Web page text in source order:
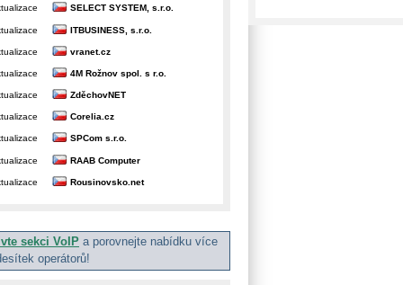
SELECT SYSTEM, s.r.o.
ITBUSINESS, s.r.o.
vranet.cz
4M Rožnov spol. s r.o.
ZděchovNET
Corelia.cz
SPCom s.r.o.
RAAB Computer
Rousinovsko.net
sekci VoIP a porovnejte nabídku více
operátorů!